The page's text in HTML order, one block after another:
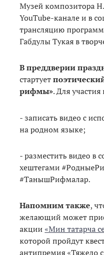
Музей композитора
YouTube-канале и в
трансляцию
Габдулы Тукая в
В преддверии
стартует
рифмы». Для
- записать видео с
на родном языке;
- разместить видео в
хештегами
#ТанышРифмалар.
Напомним также,
желающий может
акции «Мин татарча
которой пройдут
антипремия «Тяжело